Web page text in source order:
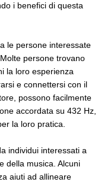
i benefici di questa
le persone interessate
persone trovano
la loro esperienza
e connettersi con il
possono facilmente
accordata su 432 Hz,
la loro pratica.
individui interessati a
della musica. Alcuni
aiuti ad allineare